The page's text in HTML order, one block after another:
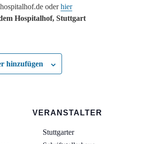
oderhier
Hospitalhof, Stuttgart
hinzufügen
VERANSTALTER
Stuttgarter